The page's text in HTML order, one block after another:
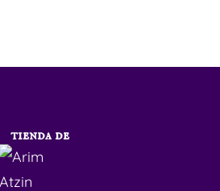
tienda de